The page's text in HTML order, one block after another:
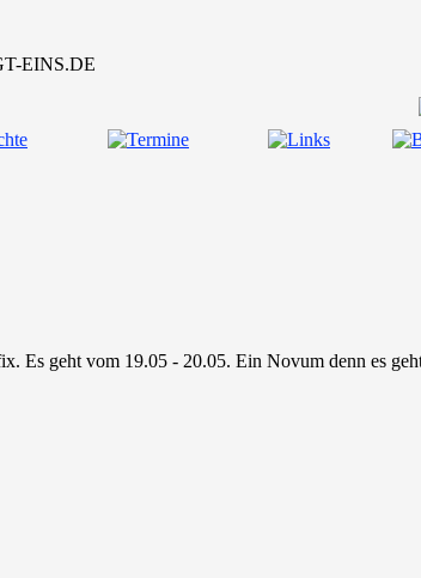
Es geht vom 19.05 - 20.05. Ein Novum denn es